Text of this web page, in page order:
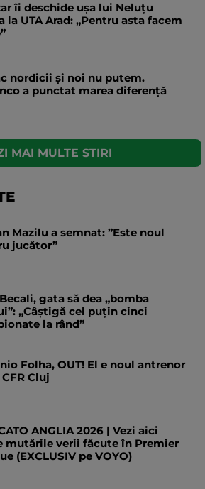
îi deschide ușa lui Neluțu
la UTA Arad: „Pentru asta facem
nordicii și noi nu putem.
a punctat marea diferență
MAI MULTE STIRI
Mazilu a semnat: ”Este noul
jucător”
gata să dea „bomba
„Câștigă cel puțin cinci
la rând”
Folha, OUT! El e noul antrenor
Cluj
ANGLIA 2026 | Vezi aici
mutările verii făcute în Premier
(EXCLUSIV pe VOYO)